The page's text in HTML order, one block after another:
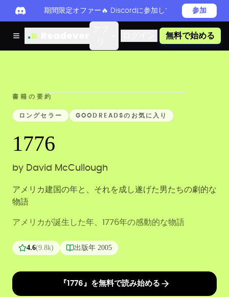
期間限定オファー🔥 Discordに参加してReadever PRO
参加
無料で始める
書籍の要約
ロングセラー GOODREADSのお気に入り
1776
by David McCullough
アメリカ建国の年と、それを成し遂げた男たちの劇的な
物語
アメリカが誕生した年、1776年の感動的な物語
4.6(9.8k) 出版年 2005
『1776』を無料で読み始める